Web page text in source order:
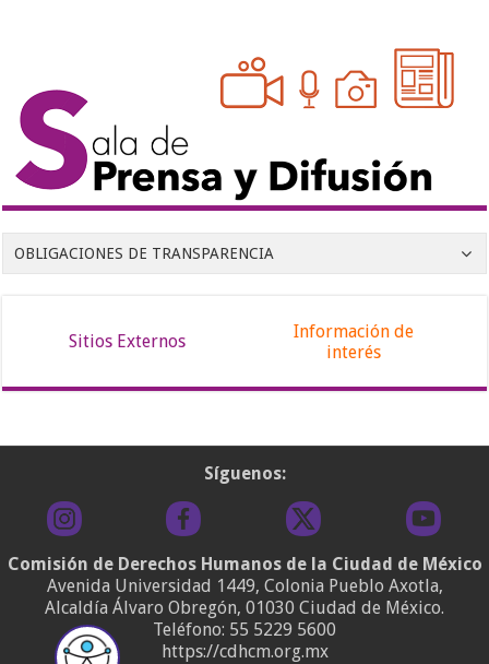
OBLIGACIONES DE TRANSPARENCIA
Sitios Externos
Información de
interés
Síguenos:
Comisión de Derechos Humanos de la Ciudad de México
Avenida Universidad 1449, Colonia Pueblo Axotla,
Alcaldía Álvaro Obregón, 01030 Ciudad de México.
Teléfono: 55 5229 5600
https://cdhcm.org.mx